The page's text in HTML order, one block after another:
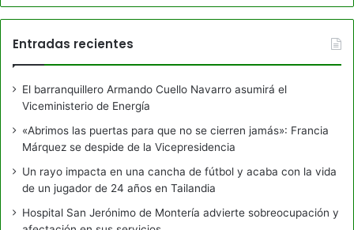
Entradas recientes
El barranquillero Armando Cuello Navarro asumirá el
Viceministerio de Energía
«Abrimos las puertas para que no se cierren jamás»: Francia
Márquez se despide de la Vicepresidencia
Un rayo impacta en una cancha de fútbol y acaba con la vida
de un jugador de 24 años en Tailandia
Hospital San Jerónimo de Montería advierte sobreocupación y